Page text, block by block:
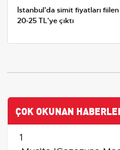
İstanbul'da simit fiyatları
20-25 TL'ye çıktı
ÇOK OKUNAN
1